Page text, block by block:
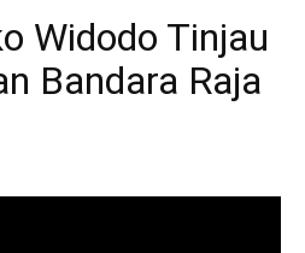
Widodo Tinjau
Bandara Raja